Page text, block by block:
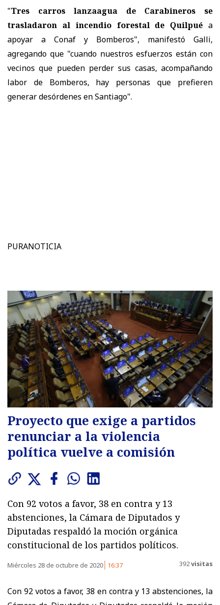
"Tres carros lanzaagua de Carabineros se
trasladaron al incendio forestal de Quilpué a
apoyar a Conaf y Bomberos", manifestó Galli,
agregando que "cuando nuestros esfuerzos están con
vecinos que pueden perder sus casas, acompañando
labor de Bomberos, hay personas que prefieren
generar desórdenes en Santiago".
PURANOTICIA
Proyecto que exige a partidos
renunciar a la violencia
política vuelve a comisión
Con 92 votos a favor, 38 en contra y 13
abstenciones, la Cámara de Diputados y
Diputadas respaldó la moción orgánica
constitucional de los partidos políticos.
Miércoles 28 de octubre de 2020 16:37 392visitas
Con 92 votos a favor, 38 en contra y 13 abstenciones, la